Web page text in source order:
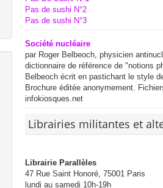
Pas de sushi N°2
Pas de sushi N°3
Société nucléaire
par Roger Belbeoch, physicien
dictionnaire de référence de "notions
Belbeoch écrit en pastichant le style
Brochure éditée anonymement.
infokiosques.net
Librairies militantes et
Librairie Parallèles
47 Rue Saint Honoré, 75001 Paris
lundi au samedi 10h-19h